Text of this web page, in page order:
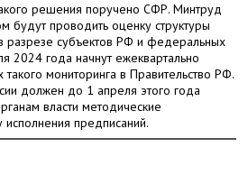
решения поручено СФР. Минтруд
будут проводить оценку структуры
разрезе субъектов РФ и федеральных
2024 года начнут ежеквартально
такого мониторинга в Правительство РФ.
должен до 1 апреля этого года
власти методические
предписаний.